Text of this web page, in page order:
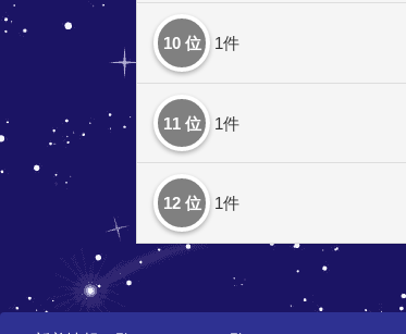
10 位 1件
11 位 1件
12 位 1件